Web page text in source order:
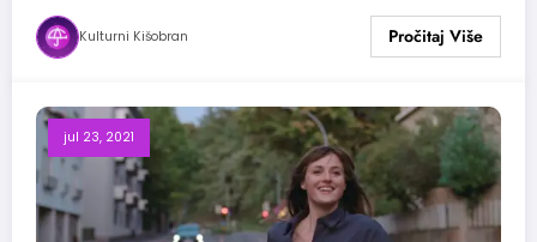
Kulturni Kišobran
jul 23, 2021